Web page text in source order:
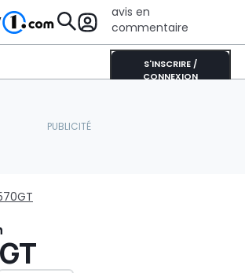
avis en
commentaire
S'INSCRIRE /
CONNEXION